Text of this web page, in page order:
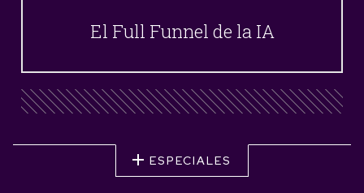
El Full Funnel de la IA
ESPECIALES